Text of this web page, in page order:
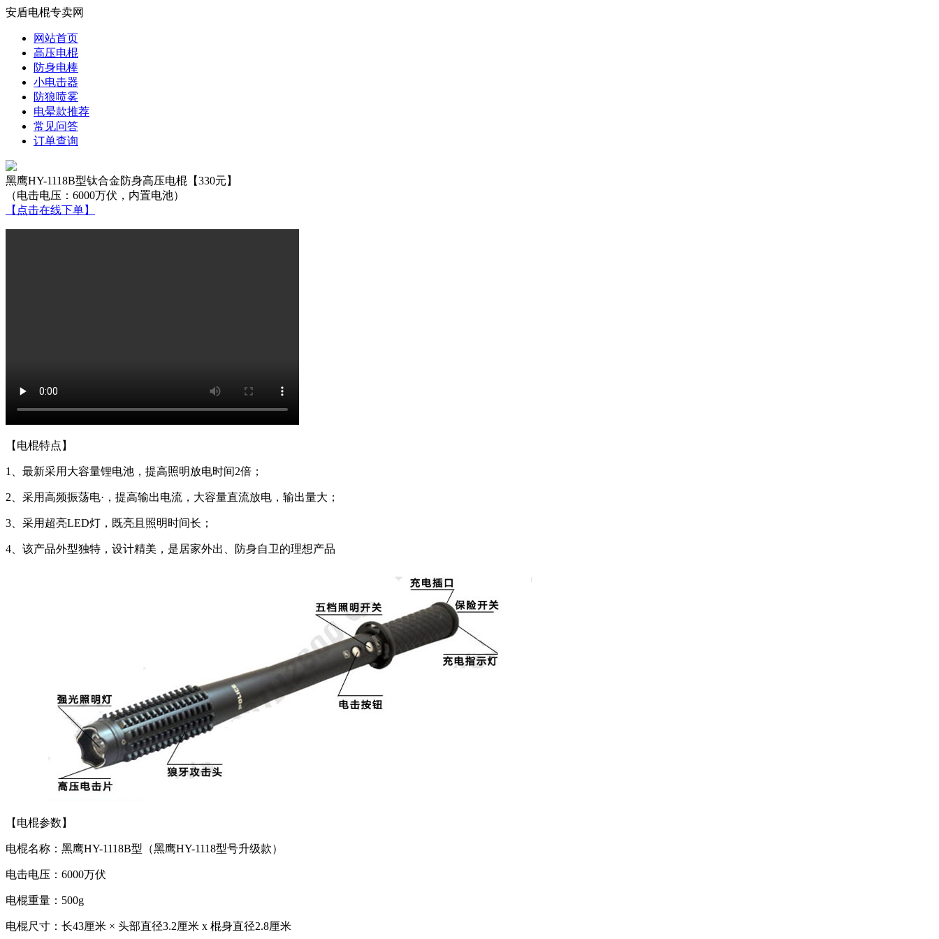
安盾电棍专卖网
网站首页
高压电棍
防身电棒
小电击器
防狼喷雾
电晕款推荐
常见问答
订单查询
黑鹰HY-1118B型钛合金防身高压电棍【330元】
（电击电压：6000万伏，内置电池）
【点击在线下单】
【电棍特点】
1、最新采用大容量锂电池，提高照明放电时间2倍；
2、采用高频振荡电·，提高输出电流，大容量直流放电，输出量大；
3、采用超亮LED灯，既亮且照明时间长；
4、该产品外型独特，设计精美，是居家外出、防身自卫的理想产品
【电棍参数】
电棍名称：黑鹰HY-1118B型（黑鹰HY-1118型号升级款）
电击电压：6000万伏
电棍重量：500g
电棍尺寸：长43厘米 × 头部直径3.2厘米 x 棍身直径2.8厘米